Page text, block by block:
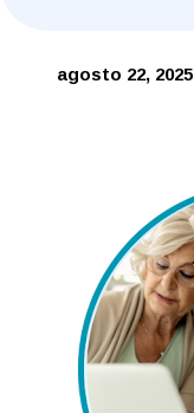
agosto 22, 2025